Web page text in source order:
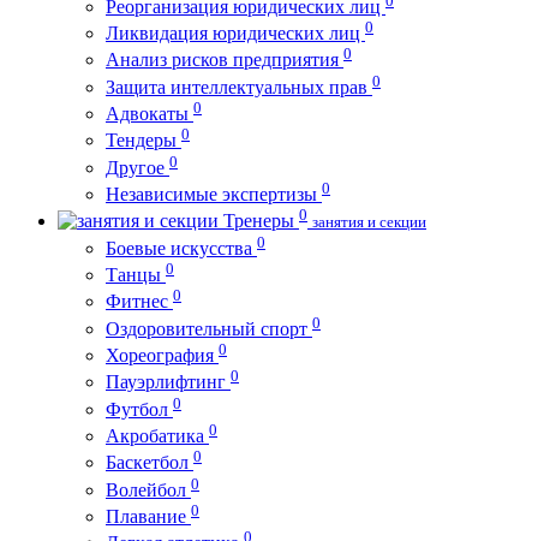
Реорганизация юридических лиц
Ликвидация юридических лиц 0
Анализ рисков предприятия 0
Защита интеллектуальных прав 0
Адвокаты 0
Тендеры 0
Другое 0
Независимые экспертизы 0
Тренеры 0 занятия и секции
Боевые искусства 0
Танцы 0
Фитнес 0
Оздоровительный спорт 0
Хореография 0
Пауэрлифтинг 0
Футбол 0
Акробатика 0
Баскетбол 0
Волейбол 0
Плавание 0
0